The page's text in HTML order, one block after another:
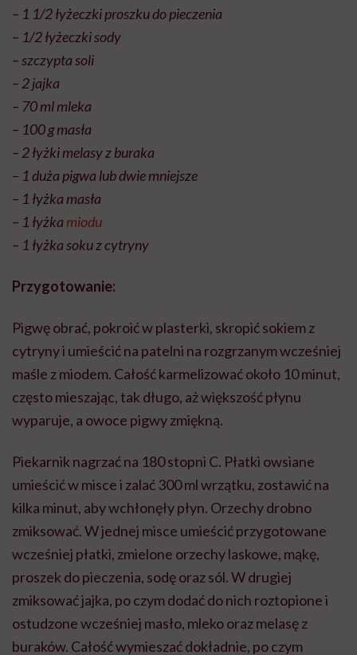
– 1 1/2 łyżeczki proszku do pieczenia
– 1/2 łyżeczki sody
– szczypta soli
– 2 jajka
– 70 ml mleka
– 100 g masła
– 2 łyżki melasy z buraka
– 1 duża pigwa lub dwie mniejsze
– 1 łyżka masła
– 1 łyżka miodu
– 1 łyżka soku z cytryny
Przygotowanie:
Pigwę obrać, pokroić w plasterki, skropić sokiem z
cytryny i umieścić na patelni na rozgrzanym wcześniej
maśle z miodem. Całość karmelizować około 10 minut,
często mieszając, tak długo, aż większość płynu
wyparuje, a owoce pigwy zmiękną.
Piekarnik nagrzać na 180 stopni C. Płatki owsiane
umieścić w misce i zalać 300 ml wrzątku, zostawić na
kilka minut, aby wchłonęły płyn. Orzechy drobno
zmiksować. W jednej misce umieścić przygotowane
wcześniej płatki, zmielone orzechy laskowe, mąkę,
proszek do pieczenia, sodę oraz sól. W drugiej
zmiksować jajka, po czym dodać do nich roztopione i
ostudzone wcześniej masło, mleko oraz melasę z
buraków. Całość wymieszać dokładnie, po czym